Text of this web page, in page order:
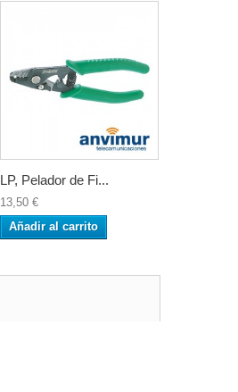
LP, Pelador de Fi...
13,50 €
Añadir al carrito